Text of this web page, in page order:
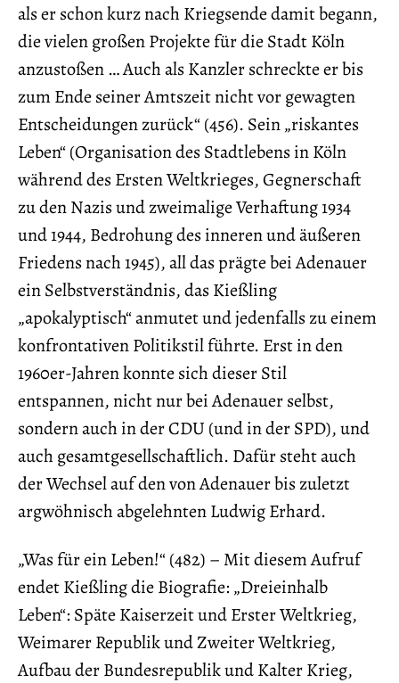
als er schon kurz nach Kriegsende damit begann,
die vielen großen Projekte für die Stadt Köln
anzustoßen … Auch als Kanzler schreckte er bis
zum Ende seiner Amtszeit nicht vor gewagten
Entscheidungen zurück“ (456). Sein „riskantes
Leben“ (Organisation des Stadtlebens in Köln
während des Ersten Weltkrieges, Gegnerschaft
zu den Nazis und zweimalige Verhaftung 1934
und 1944, Bedrohung des inneren und äußeren
Friedens nach 1945), all das prägte bei Adenauer
ein Selbstverständnis, das Kießling
„apokalyptisch“ anmutet und jedenfalls zu einem
konfrontativen Politikstil führte. Erst in den
1960er-Jahren konnte sich dieser Stil
entspannen, nicht nur bei Adenauer selbst,
sondern auch in der CDU (und in der SPD), und
auch gesamtgesellschaftlich. Dafür steht auch
der Wechsel auf den von Adenauer bis zuletzt
argwöhnisch abgelehnten Ludwig Erhard.
„Was für ein Leben!“ (482) – Mit diesem Aufruf
endet Kießling die Biografie: „Dreieinhalb
Leben“: Späte Kaiserzeit und Erster Weltkrieg,
Weimarer Republik und Zweiter Weltkrieg,
Aufbau der Bundesrepublik und Kalter Krieg,